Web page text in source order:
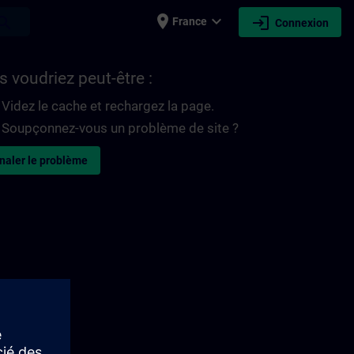
place France expand_more login Connexion
voudriez peut-être :
Videz le cache et rechargez la page.
Soupçonnez-vous un problème de site ?
le problème